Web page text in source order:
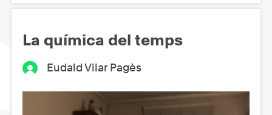
La química del temps
Eudald Vilar Pagès